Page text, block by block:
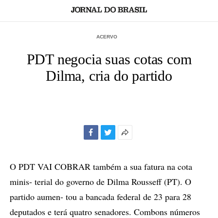
ACERVO
PDT negocia suas cotas com
Dilma, cria do partido
compartilhamento
O PDT VAI COBRAR também a sua fatura na cota
minis- terial do governo de Dilma Rousseff (PT). O
partido aumen- tou a bancada federal de 23 para 28
deputados e terá quatro senadores. Combons números